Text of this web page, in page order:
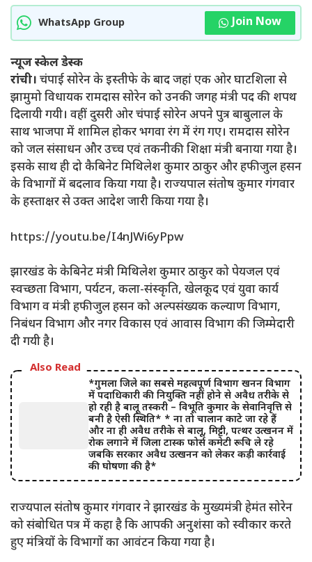
WhatsApp Group Join Now
न्यूज स्केल डेस्क
रांची। चंपाई सोरेन के इस्ती‍फे के बाद जहां एक ओर घाटशिला से
झामुमो विधायक रामदास सोरेन को उनकी जगह मंत्री पद की शपथ
दिलायी गयी। वहीं दुसरी ओर चंपाई सोरेन अपने पुत्र बाबुलाल के
साथ भाजपा में शामिल होकर भगवा रंग में रंग गए। रामदास सोरेन
को जल संसाधन और उच्च एवं तकनीकी शिक्षा मंत्री बनाया गया है।
इसके साथ ही दो कैबिनेट मिथिलेश कुमार ठाकुर और हफीजुल हसन
के विभागों में बदलाव किया गया है। राज्यपाल संतोष कुमार गंगवार
के हस्ताक्षर से उक्त आदेश जारी किया गया है।
https://youtu.be/I4nJWi6yPpw
झारखंड के केबिनेट मंत्री मिथिलेश कुमार ठाकुर को पेयजल एवं
स्वच्छता विभाग, पर्यटन, कला-संस्कृति, खेलकूद एवं युवा कार्य
विभाग व मंत्री हफीजुल हसन को अल्पसंख्यक कल्याण विभाग,
निबंधन विभाग और नगर विकास एवं आवास विभाग की जिम्मेदारी
दी गयी है।
Also Read
*गुमला जिले का सबसे महत्वपूर्ण विभाग खनन विभाग
में पदाधिकारी की नियुक्ति नहीं होने से अवैध तरीके से
हो रही है बालू तस्करी – विभूति कुमार के सेवानिवृत्ति से
बनी है ऐसी स्थिति* * ना तो चालान काटे जा रहे हैं
और ना ही अवैध तरीके से बालू, मिट्टी, पत्थर उत्खनन में
रोक लगाने में जिला टास्क फोर्स कमेटी रूचि ले रहे
जबकि सरकार अवैध उत्खनन को लेकर कड़ी कार्रवाई
की घोषणा की है*
राज्यपाल संतोष कुमार गंगवार ने झारखंड के मुख्यमंत्री हेमंत सोरेन
को संबोधित पत्र में कहा है कि आपकी अनुशंसा को स्वीकार करते
हुए मंत्रियों के विभागों का आवंटन किया गया है।